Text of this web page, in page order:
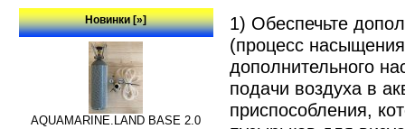
Новинки [»]
AQUAMARINE.LAND BASE 2.0
1) Обеспечьте
(процесс
дополнительного
подачи воздуха в
приспособления,